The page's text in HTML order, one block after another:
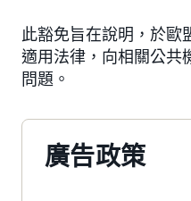
此豁免旨在說明，於歐
適用法律，向相關公共
問題。
廣告政策